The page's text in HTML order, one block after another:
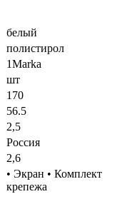
белый
полистирол
1Marka
шт
170
56.5
2,5
Россия
2,6
• Экран • Комплект
крепежа